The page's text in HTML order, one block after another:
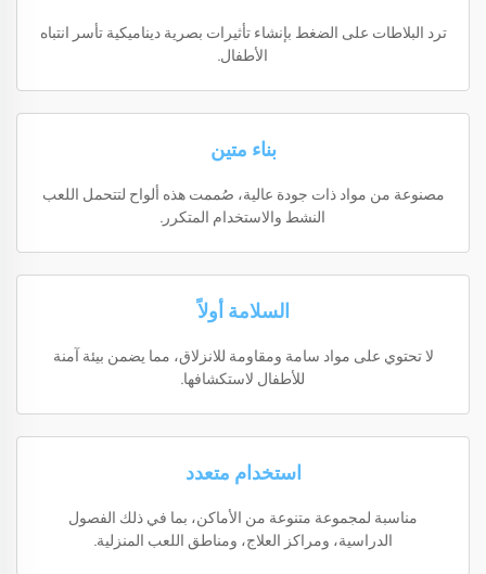
ترد البلاطات على الضغط بإنشاء تأثيرات بصرية ديناميكية تأسر انتباه
الأطفال.
بناء متين
مصنوعة من مواد ذات جودة عالية، صُممت هذه ألواح لتتحمل اللعب
النشط والاستخدام المتكرر.
السلامة أولاً
لا تحتوي على مواد سامة ومقاومة للانزلاق، مما يضمن بيئة آمنة
للأطفال لاستكشافها.
استخدام متعدد
مناسبة لمجموعة متنوعة من الأماكن، بما في ذلك الفصول
الدراسية، ومراكز العلاج، ومناطق اللعب المنزلية.